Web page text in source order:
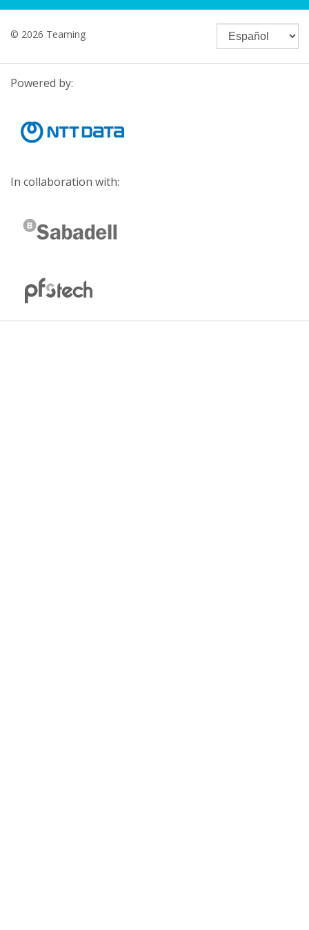
© 2026 Teaming
Powered by:
In collaboration with: